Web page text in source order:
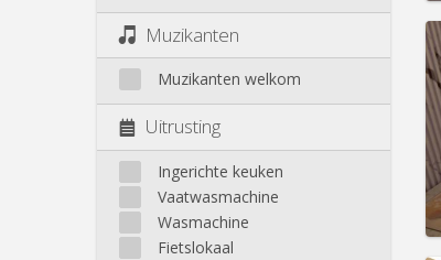
Muzikanten
Muzikanten welkom
Uitrusting
Ingerichte keuken
Vaatwasmachine
Wasmachine
Fietslokaal